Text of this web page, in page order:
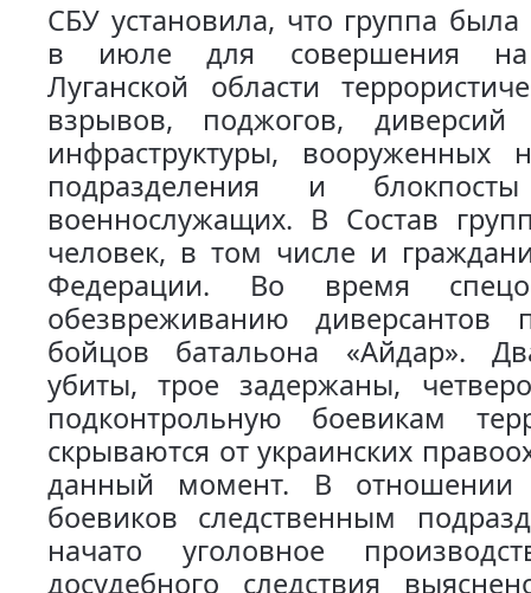
СБУ установила, что группа была
в июле для совершения на
Луганской области
взрывов, поджогов, диверсий
инфраструктуры, вооруженных
подразделения и блокпосты
военнослужащих. В Состав
человек, в том числе и
Федерации. Во время
обезвреживанию диверсантов
бойцов батальона «Айдар».
убиты, трое задержаны,
подконтрольную боевикам
скрываются от украинских
данный момент. В отношении
боевиков следственным
начато уголовное
досудебного следствия